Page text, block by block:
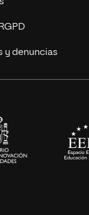
y denuncias